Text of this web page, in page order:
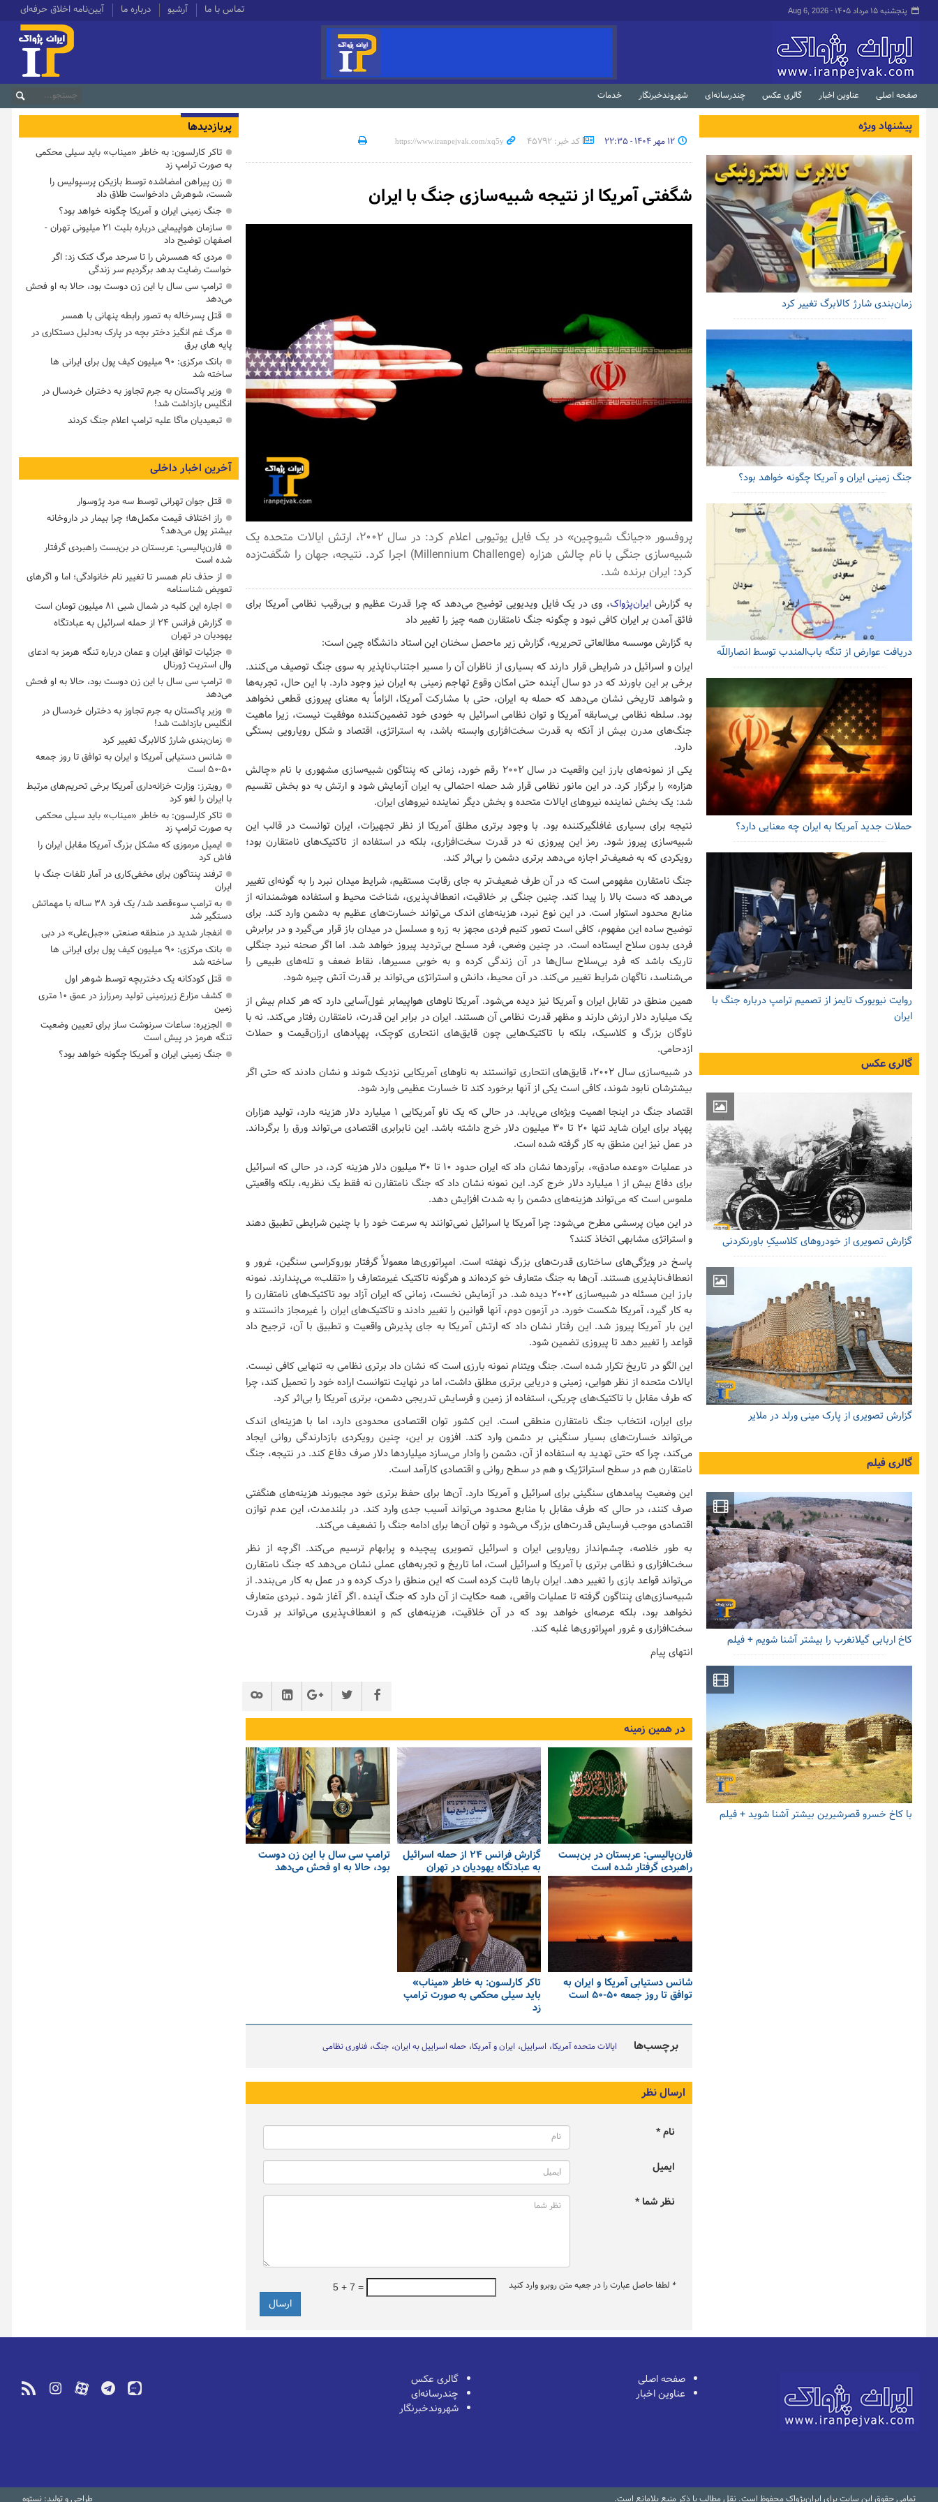
پنجشنبه ۱۵ مرداد ۱۴۰۵ - Aug 6, 2026 تماس با ما آرشیو درباره ما آیین‌نامه اخلاق حرفه‌ای
صفحه اصلی عناوین اخبار گالری عکس چندرسانه‌ای شهروندخبرنگار خدمات
۱۲ مهر ۱۴۰۴ - ۲۲:۳۵ کد خبر: 45792
شگفتی آمریکا از نتیجه شبیه‌سازی جنگ با ایران
پروفسور «جیانگ شیوچین» در یک فایل یوتیوبی اعلام کرد: در سال ۲۰۰۲، ارتش ایالات متحده یک
شبیه‌سازی جنگی با نام چالش هزاره (Millennium Challenge) اجرا کرد. نتیجه، جهان را شگفت‌زده
کرد: ایران برنده شد.
به گزارشایران‌پژواک، وی در یک فایل ویدیویی توضیح می‌دهد که چرا قدرت عظیم و بی‌رقیب نظامی آمریکا برای
فائق آمدن بر ایران کافی نبود و چگونه جنگ نامتقارن همه چیز را تغییر داد
به گزارش موسسه مطالعاتی تحریریه، گزارش زیر ماحصل سخنان این استاد دانشگاه چین است:
ایران و اسرائیل در شرایطی قرار دارند که بسیاری از ناظران آن را مسیر اجتناب‌ناپذیر به سوی جنگ توصیف می‌کنند.
برخی بر این باورند که در دو سال آینده حتی امکان وقوع تهاجم زمینی به ایران نیز وجود دارد. با این حال، تجربه‌ها
و شواهد تاریخی نشان می‌دهد که حمله به ایران، حتی با مشارکت آمریکا، الزاماً به معنای پیروزی قطعی نخواهد
بود. سلطه نظامی بی‌سابقه آمریکا و توان نظامی اسرائیل به خودی خود تضمین‌کننده موفقیت نیست، زیرا ماهیت
جنگ‌های مدرن بیش از آنکه به قدرت سخت‌افزاری وابسته باشد، به استراتژی، اقتصاد و شکل رویارویی بستگی
دارد.
یکی از نمونه‌های بارز این واقعیت در سال ۲۰۰۲ رقم خورد، زمانی که پنتاگون شبیه‌سازی مشهوری با نام «چالش
هزاره» را برگزار کرد. در این مانور نظامی قرار شد حمله احتمالی به ایران آزمایش شود و ارتش به دو بخش تقسیم
شد: یک بخش نماینده نیروهای ایالات متحده و بخش دیگر نماینده نیروهای ایران.
نتیجه برای بسیاری غافلگیرکننده بود. با وجود برتری مطلق آمریکا از نظر تجهیزات، ایران توانست در قالب این
شبیه‌سازی پیروز شود. رمز این پیروزی نه در قدرت سخت‌افزاری، بلکه در استفاده از تاکتیک‌های نامتقارن بود؛
رویکردی که به ضعیف‌تر اجازه می‌دهد برتری دشمن را بی‌اثر کند.
جنگ نامتقارن مفهومی است که در آن طرف ضعیف‌تر به جای رقابت مستقیم، شرایط میدان نبرد را به گونه‌ای تغییر
می‌دهد که دست بالا را پیدا کند. چنین جنگی بر خلاقیت، انعطاف‌پذیری، شناخت محیط و استفاده هوشمندانه از
منابع محدود استوار است. در این نوع نبرد، هزینه‌های اندک می‌تواند خسارت‌های عظیم به دشمن وارد کند. برای
توضیح ساده این مفهوم، کافی است تصور کنیم فردی مجهز به زره و مسلسل در میدان باز قرار می‌گیرد و در برابرش
فردی بدون سلاح ایستاده است. در چنین وضعی، فرد مسلح بی‌تردید پیروز خواهد شد. اما اگر صحنه نبرد جنگلی
تاریک باشد که فرد بی‌سلاح سال‌ها در آن زندگی کرده و به خوبی مسیرها، نقاط ضعف و تله‌های طبیعی را
می‌شناسد، ناگهان شرایط تغییر می‌کند. در آن محیط، دانش و استراتژی می‌تواند بر قدرت آتش چیره شود.
همین منطق در تقابل ایران و آمریکا نیز دیده می‌شود. آمریکا ناوهای هواپیمابر غول‌آسایی دارد که هر کدام بیش از
یک میلیارد دلار ارزش دارند و مظهر قدرت نظامی آن هستند. ایران در برابر این قدرت، نامتقارن رفتار می‌کند. نه با
ناوگان بزرگ و کلاسیک، بلکه با تاکتیک‌هایی چون قایق‌های انتحاری کوچک، پهپادهای ارزان‌قیمت و حملات
ازدحامی.
در شبیه‌سازی سال ۲۰۰۲، قایق‌های انتحاری توانستند به ناوهای آمریکایی نزدیک شوند و نشان دادند که حتی اگر
بیشترشان نابود شوند، کافی است یکی از آنها برخورد کند تا خسارت عظیمی وارد شود.
اقتصاد جنگ در اینجا اهمیت ویژه‌ای می‌یابد. در حالی که یک ناو آمریکایی ۱ میلیارد دلار هزینه دارد، تولید هزاران
پهپاد برای ایران شاید تنها ۲۰ تا ۳۰ میلیون دلار خرج داشته باشد. این نابرابری اقتصادی می‌تواند ورق را برگرداند.
در عمل نیز این منطق به کار گرفته شده است.
در عملیات «وعده صادق»، برآوردها نشان داد که ایران حدود ۱۰ تا ۳۰ میلیون دلار هزینه کرد، در حالی که اسرائیل
برای دفاع بیش از ۱ میلیارد دلار خرج کرد. این نمونه نشان داد که جنگ نامتقارن نه فقط یک نظریه، بلکه واقعیتی
ملموس است که می‌تواند هزینه‌های دشمن را به شدت افزایش دهد.
در این میان پرسشی مطرح می‌شود: چرا آمریکا یا اسرائیل نمی‌توانند به سرعت خود را با چنین شرایطی تطبیق دهند
و استراتژی مشابهی اتخاذ کنند؟
پاسخ در ویژگی‌های ساختاری قدرت‌های بزرگ نهفته است. امپراتوری‌ها معمولاً گرفتار بوروکراسی سنگین، غرور و
انعطاف‌ناپذیری‌ هستند. آن‌ها به جنگ متعارف خو کرده‌اند و هرگونه تاکتیک غیرمتعارف را «تقلب» می‌پندارند. نمونه
بارز این مسئله در شبیه‌سازی ۲۰۰۲ دیده شد. در آزمایش نخست، زمانی که ایران آزاد بود تاکتیک‌های نامتقارن را
به کار گیرد، آمریکا شکست خورد. در آزمون دوم، آنها قوانین را تغییر دادند و تاکتیک‌های ایران را غیرمجاز دانستند و
این بار آمریکا پیروز شد. این رفتار نشان داد که ارتش آمریکا به جای پذیرش واقعیت و تطبیق با آن، ترجیح داد
قواعد را تغییر دهد تا پیروزی تضمین شود.
این الگو در تاریخ تکرار شده است. جنگ ویتنام نمونه بارزی است که نشان داد برتری نظامی به تنهایی کافی نیست.
ایالات متحده از نظر هوایی، زمینی و دریایی برتری مطلق داشت، اما در نهایت نتوانست اراده خود را تحمیل کند، چرا
که طرف مقابل با تاکتیک‌های چریکی، استفاده از زمین و فرسایش تدریجی دشمن، برتری آمریکا را بی‌اثر کرد.
برای ایران، انتخاب جنگ نامتقارن منطقی است. این کشور توان اقتصادی محدودی دارد، اما با هزینه‌ای اندک
می‌تواند خسارت‌های بسیار سنگینی بر دشمن وارد کند. افزون بر این، چنین رویکردی بازدارندگی روانی ایجاد
می‌کند، چرا که حتی تهدید به استفاده از آن، دشمن را وادار می‌سازد میلیاردها دلار صرف دفاع کند. در نتیجه، جنگ
نامتقارن هم در سطح استراتژیک و هم در سطح روانی و اقتصادی کارآمد است.
این وضعیت پیامدهای سنگینی برای اسرائیل و آمریکا دارد. آن‌ها برای حفظ برتری خود مجبورند هزینه‌های هنگفتی
صرف کنند، در حالی که طرف مقابل با منابع محدود می‌تواند آسیب جدی وارد کند. در بلندمدت، این عدم توازن
اقتصادی موجب فرسایش قدرت‌های بزرگ می‌شود و توان آن‌ها برای ادامه جنگ را تضعیف می‌کند.
به طور خلاصه، چشم‌انداز رویارویی ایران و اسرائیل تصویری پیچیده و پرابهام ترسیم می‌کند. اگرچه از نظر
سخت‌افزاری و نظامی برتری با آمریکا و اسرائیل است، اما تاریخ و تجربه‌های عملی نشان می‌دهد که جنگ نامتقارن
می‌تواند قواعد بازی را تغییر دهد. ایران بارها ثابت کرده است که این منطق را درک کرده و در عمل به کار می‌بندد. از
شبیه‌سازی‌های پنتاگون گرفته تا عملیات واقعی، همه حکایت از آن دارد که جنگ آینده ـ اگر آغاز شود ـ نبردی متعارف
نخواهد بود، بلکه عرصه‌ای خواهد بود که در آن خلاقیت، هزینه‌های کم و انعطاف‌پذیری می‌تواند بر قدرت
سخت‌افزاری و غرور امپراتوری‌ها غلبه کند.
انتهای پیام
در همین زمینه
فارن‌پالیسی: عربستان در بن‌بست
راهبردی گرفتار شده است
گزارش فرانس ۲۴ از حمله اسرائیل
به عبادتگاه یهودیان در تهران
ترامپ سی سال با این زن دوست
بود، حالا به او فحش می‌دهد
شانس دستیابی آمریکا و ایران به
توافق تا روز جمعه ۵۰-۵۰ است
تاکر کارلسون: به خاطر «میناب»
باید سیلی محکمی به صورت ترامپ
زد
برچسب‌ها ایالات متحده آمریکا اسراییل ایران و آمریکا حمله اسراییل به ایران جنگ فناوری نظامی
ارسال نظر
نام *
ایمیل
نظر شما *
* لطفا حاصل عبارت را در جعبه متن روبرو وارد کنید 5 + 7 =
پیشنهاد ویژه
زمان‌بندی شارژ کالابرگ تغییر کرد
جنگ زمینی ایران و آمریکا چگونه خواهد بود؟
دریافت عوارض از تنگه باب‌المندب توسط انصاراللّه
حملات جدید آمریکا به ایران چه معنایی دارد؟
روایت نیویورک تایمز از تصمیم ترامپ درباره جنگ با
ایران
گالری عکس
گزارش تصویری از خودروهای کلاسیکِ باورنکردنی
گزارش تصویری از پارک مینی ورلد در ملایر
گالری فیلم
کاخ اربابی گیلانغرب را بیشتر آشنا شویم + فیلم
با کاخ خسرو قصرشیرین بیشتر آشنا شوید + فیلم
پربازدیدها
تاکر کارلسون: به خاطر «میناب» باید سیلی محکمی
به صورت ترامپ زد
زن پیراهن امضاشده توسط بازیکن پرسپولیس را
شست، شوهرش دادخواست طلاق داد
جنگ زمینی ایران و آمریکا چگونه خواهد بود؟
سازمان هواپیمایی درباره بلیت ۲۱ میلیونی تهران -
اصفهان توضیح داد
مردی که همسرش را تا سرحد مرگ کتک زد: اگر
خواست رضایت بدهد برگردیم سر زندگی
ترامپ سی سال با این زن دوست بود، حالا به او فحش
می‌دهد
قتل پسرخاله به تصور رابطه پنهانی با همسر
مرگ غم انگیز دختر بچه در پارک به‌دلیل دستکاری در
پایه های برق
بانک مرکزی: ۹۰ میلیون کیف پول برای ایرانی ها
ساخته شد
وزیر پاکستان به جرم تجاوز به دختران خردسال در
انگلیس بازداشت شد!
تبعیدیان ماگا علیه ترامپ اعلام جنگ کردند
آخرین اخبار داخلی
قتل جوان تهرانی توسط سه مرد پژوسوار
راز اختلاف قیمت مکمل‌ها؛ چرا بیمار در داروخانه
بیشتر پول می‌دهد؟
فارن‌پالیسی: عربستان در بن‌بست راهبردی گرفتار
شده است
از حذف نام همسر تا تغییر نام خانوادگی؛ اما و اگرهای
تعویض شناسنامه
اجاره این کلبه در شمال شبی ۸۱ میلیون تومان است
گزارش فرانس ۲۴ از حمله اسرائیل به عبادتگاه
یهودیان در تهران
جزئیات توافق ایران و عمان درباره تنگه هرمز به ادعای
وال استریت ژورنال
ترامپ سی سال با این زن دوست بود، حالا به او فحش
می‌دهد
وزیر پاکستان به جرم تجاوز به دختران خردسال در
انگلیس بازداشت شد!
زمان‌بندی شارژ کالابرگ تغییر کرد
شانس دستیابی آمریکا و ایران به توافق تا روز جمعه
۵۰-۵۰ است
رویترز: وزارت خزانه‌داری آمریکا برخی تحریم‌های مرتبط
با ایران را لغو کرد
تاکر کارلسون: به خاطر «میناب» باید سیلی محکمی
به صورت ترامپ زد
ایمیل مرموزی که مشکل بزرگ آمریکا مقابل ایران را
فاش کرد
ترفند پنتاگون برای مخفی‌کاری در آمار تلفات جنگ با
ایران
به ترامپ سوءقصد شد/ یک فرد ۳۸ ساله با مهماتش
دستگیر شد
انفجار شدید در منطقه صنعتی «جبل‌علی» در دبی
بانک مرکزی: ۹۰ میلیون کیف پول برای ایرانی ها
ساخته شد
قتل کودکانه یک دختربچه توسط شوهر اول
کشف مزارع زیرزمینی تولید رمرزارز در عمق ۱۰ متری
زمین
الجزیره: ساعات سرنوشت ساز برای تعیین وضعیت
تنگه هرمز در پیش است
جنگ زمینی ایران و آمریکا چگونه خواهد بود؟
صفحه اصلی
عناوین اخبار
گالری عکس
چندرسانه‌ای
شهروندخبرنگار